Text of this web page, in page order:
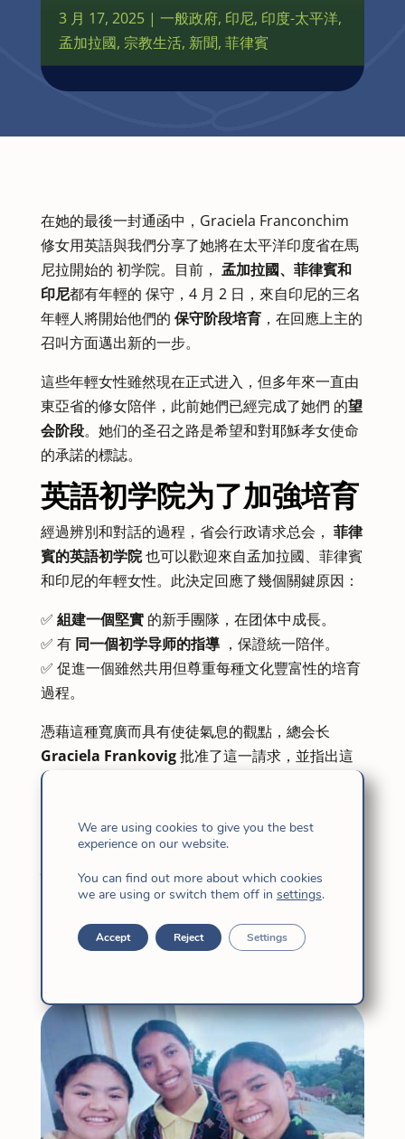
3 月 17, 2025| 一般政府, 印尼, 印度-太平洋,
孟加拉國, 宗教生活, 新聞, 菲律賓
在她的最後一封通函中，Graciela Franconchim
修女用英語與我們分享了她將在太平洋印度省在馬
尼拉開始的 初学院。目前， 孟加拉國、菲律賓和
印尼都有年輕的 保守，4 月 2 日，來自印尼的三名
年輕人將開始他們的 保守阶段培育，在回應上主的
召叫方面邁出新的一步。
這些年輕女性雖然現在正式进入，但多年來一直由
東亞省的修女陪伴，此前她們已經完成了她們 的望
会阶段。她们的圣召之路是希望和對耶穌孝女使命
的承諾的標誌。
英語初学院为了加強培育
經過辨別和對話的過程，省会行政请求总会， 菲律
賓的英語初学院也可以歡迎來自孟加拉國、菲律賓
和印尼的年輕女性。此決定回應了幾個關鍵原因：
✅ 組建一個堅實的新手團隊，在团体中成長。
✅ 有 同一個初学导师的指導，保證統一陪伴。
✅ 促進一個雖然共用但尊重每種文化豐富性的培育
過程。
憑藉這種寬廣而具有使徒氣息的觀點，總会长
Graciela Frankovig批准了這一請求，並指出這
个新的初学院來自印度-太平洋省，來自不同國家的
讓我們認識一下新的保守
们
來自印尼（將於 2025 年 4 月 2 日进入保守的申請
We are using cookies to give you the best
experience on our website.
You can find out more about which cookies
we are using or switch them off in settings.
Accept Reject Settings